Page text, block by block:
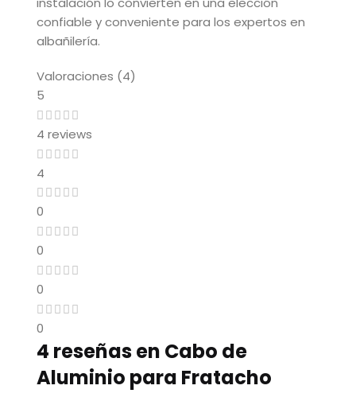
confiable y conveniente para los expertos en
albañilería.
Valoraciones (4)
5
4 reviews
4
0
0
0
0
4 reseñas en Cabo de
Aluminio para Fratacho